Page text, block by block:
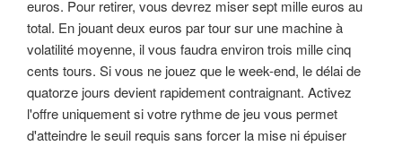
euros. Pour retirer, vous devrez miser sept mille euros au
total. En jouant deux euros par tour sur une machine à
volatilité moyenne, il vous faudra environ trois mille cinq
cents tours. Si vous ne jouez que le week-end, le délai de
quatorze jours devient rapidement contraignant. Activez
l'offre uniquement si votre rythme de jeu vous permet
d'atteindre le seuil requis sans forcer la mise ni épuiser